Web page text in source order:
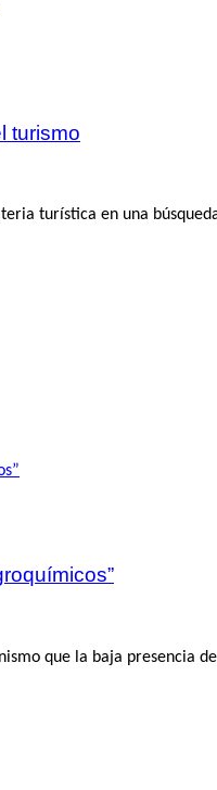
turismo
turística en una
que la baja